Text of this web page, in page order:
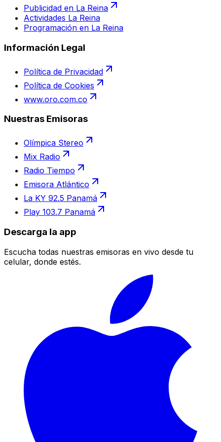
Publicidad en La Reina
Actividades La Reina
Programación en La Reina
Información Legal
Política de Privacidad
Política de Cookies
www.oro.com.co
Nuestras Emisoras
Olímpica Stereo
Mix Radio
Radio Tiempo
Emisora Atlántico
La KY 92.5 Panamá
Play 103.7 Panamá
Descarga la app
Escucha todas nuestras emisoras en vivo desde tu
celular, donde estés.